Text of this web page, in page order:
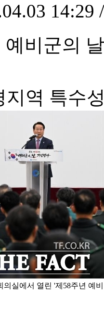
14:29
비군의
지역 특수
의실에서 열린 '제58주년 예